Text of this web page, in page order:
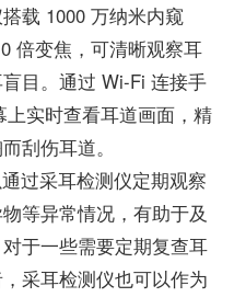
载 1000 万纳米内窥
倍变焦，可清晰观察耳
目。通过 Wi-Fi 连接手
实时查看耳道画面，精
刮伤耳道。
过采耳检测仪定期观察
等异常情况，有助于及
于一些需要定期复查耳
采耳检测仪也可以作为